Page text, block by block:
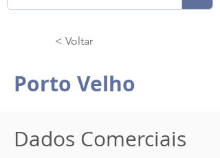
< Voltar
Porto Velho
Dados Comerciais